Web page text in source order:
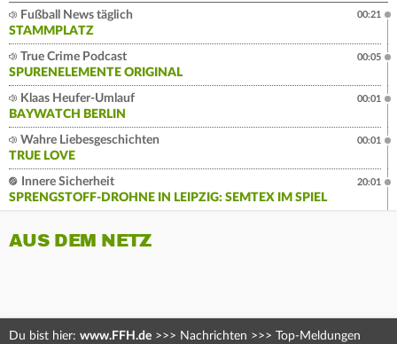
Fußball News täglich
STAMMPLATZ
00:21
True Crime Podcast
SPURENELEMENTE ORIGINAL
00:05
Klaas Heufer-Umlauf
BAYWATCH BERLIN
00:01
Wahre Liebesgeschichten
TRUE LOVE
00:01
Innere Sicherheit
SPRENGSTOFF-DROHNE IN LEIPZIG: SEMTEX IM SPIEL
20:01
AUS DEM NETZ
Du bist hier: www.FFH.de >>> Nachrichten >>> Top-Meldungen